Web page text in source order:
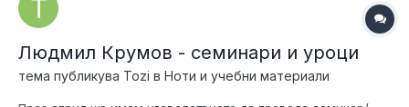
Людмил Крумов - семинари и уроци
тема публикува Tozi в Ноти и учебни материали